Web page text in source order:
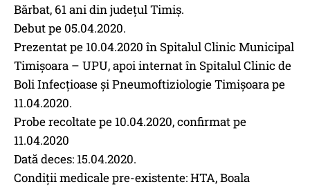
Bărbat, 61 ani din județul Timiș.
Debut pe 05.04.2020.
Prezentat pe 10.04.2020 în Spitalul Clinic Municipal
Timișoara – UPU, apoi internat în Spitalul Clinic de
Boli Infecțioase și Pneumoftiziologie Timișoara pe
11.04.2020.
Probe recoltate pe 10.04.2020, confirmat pe
11.04.2020
Dată deces: 15.04.2020.
Condiții medicale pre-existente: HTA, Boala